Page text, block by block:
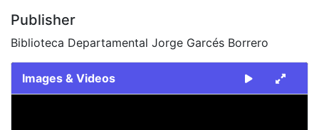
Publisher
Biblioteca Departamental Jorge Garcés Borrero
Images & Videos